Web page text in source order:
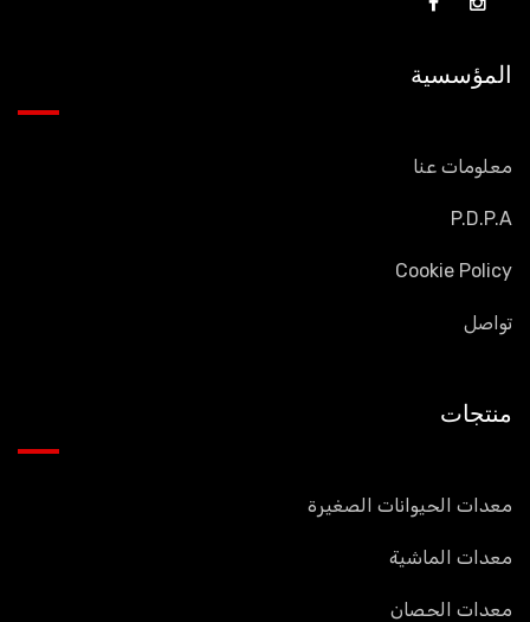
المؤسسية
معلومات عنا
P.D.P.A
Cookie Policy
تواصل
منتجات
معدات الحيوانات الصغيرة
معدات الماشية
معدات الحصان